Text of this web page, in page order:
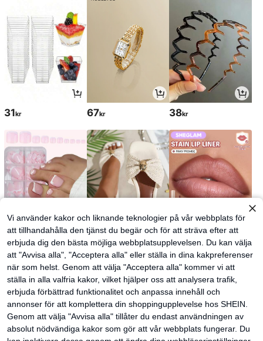
31kr 67kr 38kr
51 kr 124 kr 61
Vi använder kakor och liknande teknologier på vår webbplats för
att tillhandahålla den tjänst du begär och för att sträva efter att
erbjuda dig den bästa möjliga webbplatsupplevelsen. Du kan välja
att "Avvisa alla", "Acceptera alla" eller ställa in dina kakpreferenser
när som helst. Genom att välja "Acceptera alla" kommer vi att
ställa in alla valfria kakor, vilket hjälper oss att analysera trafik,
erbjuda förbättrad funktionalitet och anpassa innehåll och
annonser för att komplettera din shoppingupplevelse hos SHEIN.
Genom att välja "Avvisa alla" tillåter du endast användningen av
absolut nödvändiga kakor som gör att vår webbplats fungerar. Du